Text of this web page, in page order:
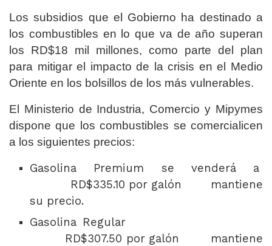
Los subsidios que el Gobierno ha destinado a
los combustibles en lo que va de año superan
los RD$18 mil millones, como parte del plan
para mitigar el impacto de la crisis en el Medio
Oriente en los bolsillos de los más vulnerables.
El Ministerio de Industria, Comercio y Mipymes
dispone que los combustibles se comercialicen
a los siguientes precios:
Gasolina Premium se venderá a
RD$335.10 por galón mantiene
su precio.
Gasolina Regular
RD$307.50 por galón mantiene